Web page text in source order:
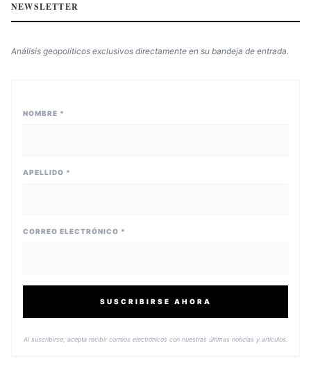
NEWSLETTER
Análisis geopolíticos exclusivos directamente en su bandeja de entrada.
NOMBRE *
APELLIDO *
CORREO ELECTRÓNICO *
SUSCRIBIRSE AHORA
Al suscribirse, acepta recibir correos electrónicos con nuestras últimas noticias y artículos.